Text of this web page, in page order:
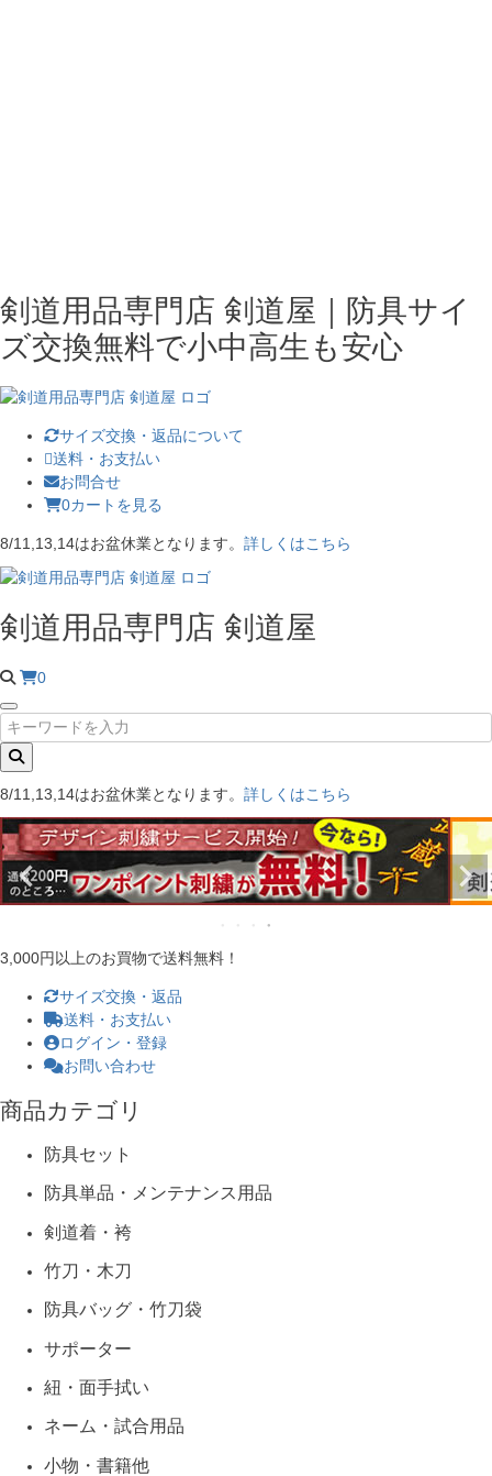
剣道用品専門店 剣道屋｜防具サイ
ズ交換無料で小中高生も安心
サイズ交換・返品について
送料・お支払い
お問合せ
0カートを見る
8/11,13,14はお盆休業となります。 詳しくはこちら
剣道用品専門店 剣道屋
0
8/11,13,14はお盆休業となります。 詳しくはこちら
3,000円以上のお買物で送料無料！
サイズ交換・返品
送料・お支払い
ログイン・登録
お問い合わせ
商品カテゴリ
防具セット
防具単品・メンテナンス用品
剣道着・袴
竹刀・木刀
防具バッグ・竹刀袋
サポーター
紐・面手拭い
ネーム・試合用品
小物・書籍他